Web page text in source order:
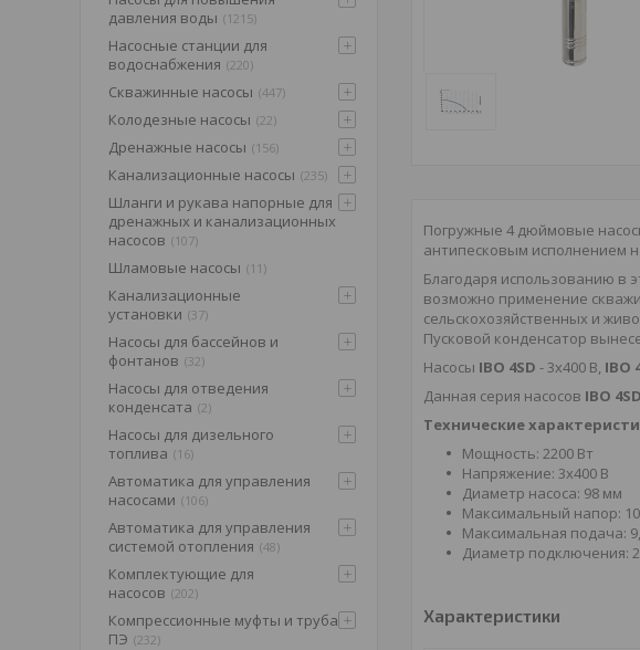
Погружные 4 дюймовые
антипесковым исполнением
Благодаря использованию в
возможно применение
сельскохозяйственных и
Пусковой конденсатор
Насосы IBO 4SD - 3x400 В, IBO
Данная серия насосов IBO
Технические
Мощность: 2200 Вт
Напряжение: 3х400 В
Диаметр насоса: 98 мм
Максимальный напор:
Максимальная подача:
Диаметр подключения:
Характеристики
давления воды
1215
Насосные станции для
водоснабжения 220
Скважинные насосы 447
Колодезные насосы 22
Дренажные насосы 156
Канализационные насосы 235
Шланги и рукава напорные для
дренажных и канализационных
насосов
107
Шламовые насосы 11
Канализационные
установки 37
Насосы для бассейнов и
фонтанов 32
Насосы для отведения
конденсата 2
Насосы для дизельного
топлива
16
Автоматика для управления
насосами
106
Автоматика для управления
системой отопления 48
Комплектующие для
насосов 202
Компрессионные муфты и труба
ПЭ 232